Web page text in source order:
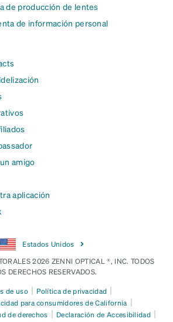
de producción de lentes
de información personal
amigo
aplicación
Estados Unidos
2026 ZENNI OPTICAL ®, INC. TODOS
DERECHOS RESERVADOS.
de uso | Política de privacidad |
para consumidores de California |
de derechos | Declaración de Accesibilidad |